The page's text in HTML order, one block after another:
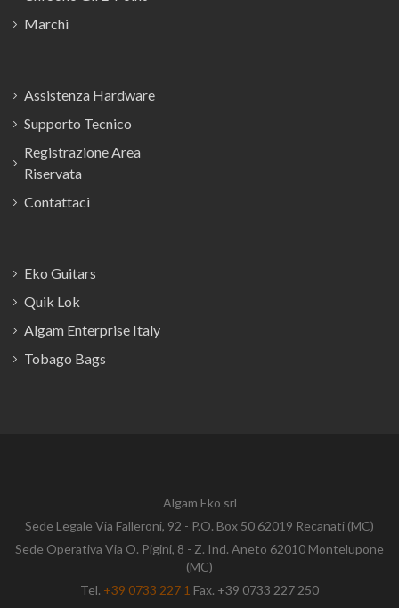
Marchi
Assistenza Hardware
Supporto Tecnico
Registrazione Area
Riservata
Contattaci
Eko Guitars
Quik Lok
Algam Enterprise Italy
Tobago Bags
Algam Eko srl
Sede Legale Via Falleroni, 92 - P.O. Box 50 62019 Recanati (MC)
Sede Operativa Via O. Pigini, 8 - Z. Ind. Aneto 62010 Montelupone
(MC)
Tel. +39 0733 227 1 Fax. +39 0733 227 250